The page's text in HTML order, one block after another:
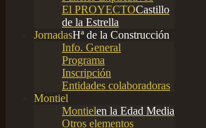
El PROYECTOCastillo
de la Estrella
JornadasHª de la Construcción
Info. General
Programa
Inscripción
Entidades colaboradoras
Montiel
Montielen la Edad Media
Otros elementos